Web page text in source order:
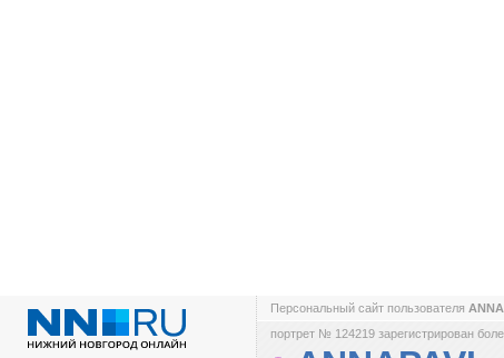
Персональный сайт пользователя
портрет № 124219 зарегистрирован